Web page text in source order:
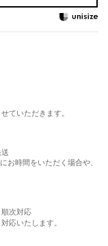
ていただきます。
お時間をいただく場合や、
次対応
応いたします。